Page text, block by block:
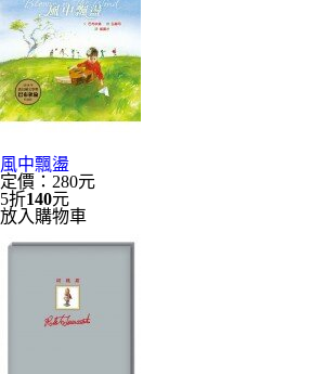
風中飄盪
定價：280元
5折140元
放入購物車